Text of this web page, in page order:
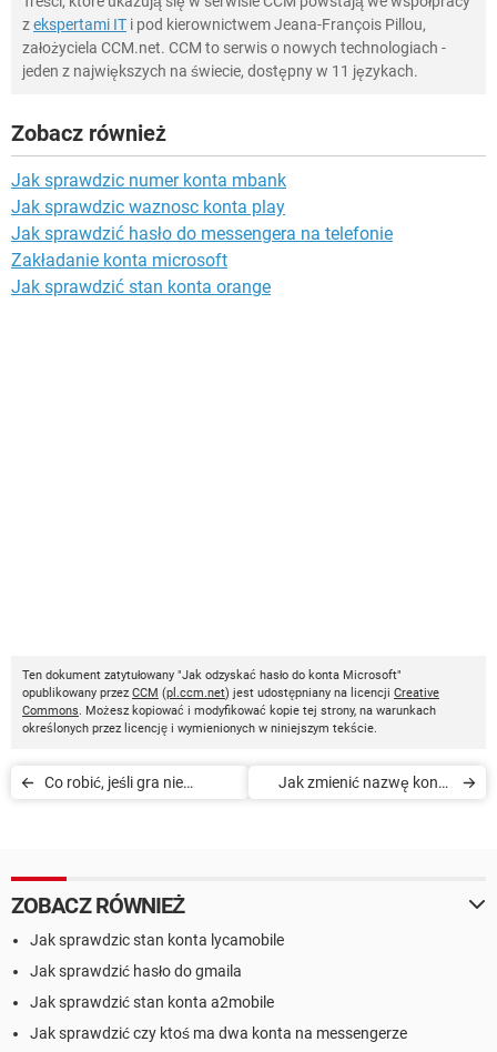
zekspertami IT i pod kierownictwem Jeana-François Pillou,
założyciela CCM.net. CCM to serwis o nowych technologiach -
jeden z największych na świecie, dostępny w 11 językach.
Zobacz również
Jak sprawdzic numer konta mbank
Jak sprawdzic waznosc konta play
Jak sprawdzić hasło do messengera na telefonie
Zakładanie konta microsoft
Jak sprawdzić stan konta orange
Ten dokument zatytułowany "Jak odzyskać hasło do konta Microsoft"
opublikowany przez CCM (pl.ccm.net) jest udostępniany na licencji Creative
Commons. Możesz kopiować i modyfikować kopie tej strony, na warunkach
określonych przez licencję i wymienionych w niniejszym tekście.
Co robić, jeśli gra nie
Jak zmienić nazwę konta
ZOBACZ RÓWNIEŻ
Jak sprawdzic stan konta lycamobile
Jak sprawdzić hasło do gmaila
Jak sprawdzić stan konta a2mobile
Jak sprawdzić czy ktoś ma dwa konta na messengerze